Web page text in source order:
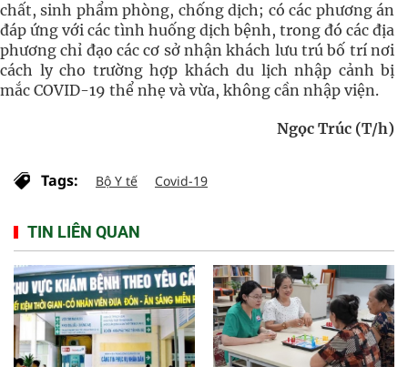
chất, sinh phẩm phòng, chống dịch; có các phương án
đáp ứng với các tình huống dịch bệnh, trong đó các địa
phương chỉ đạo các cơ sở nhận khách lưu trú bố trí nơi
cách ly cho trường hợp khách du lịch nhập cảnh bị
mắc COVID-19 thể nhẹ và vừa, không cần nhập viện.
Ngọc Trúc (T/h)
Tags: Bộ Y tế Covid-19
TIN LIÊN QUAN